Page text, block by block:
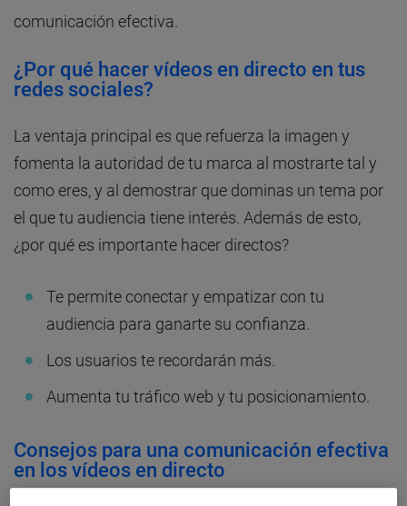
comunicación efectiva.
¿Por qué hacer vídeos en directo en tus
redes sociales?
La ventaja principal es que refuerza la imagen y
fomenta la autoridad de tu marca al mostrarte tal y
como eres, y al demostrar que dominas un tema por
el que tu audiencia tiene interés. Además de esto,
¿por qué es importante hacer directos?
Te permite conectar y empatizar con tu
audiencia para ganarte su confianza.
Los usuarios te recordarán más.
Aumenta tu tráfico web y tu posicionamiento.
Consejos para una comunicación efectiva
en los vídeos en directo